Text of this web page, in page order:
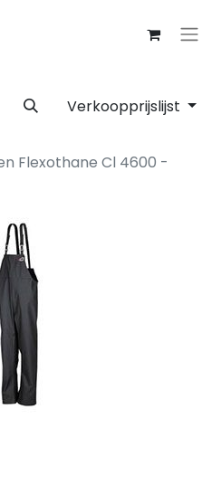
Verkoopprijslijst
Flexothane Cl 4600 -